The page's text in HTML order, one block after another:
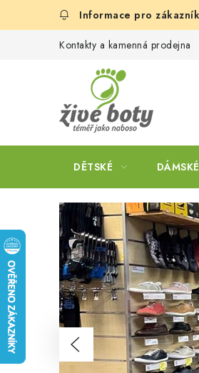
Kontakty a kamenná prodejna
DĚTSKÉ DÁMSKÉ
Předchozí